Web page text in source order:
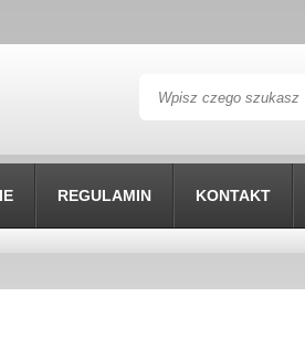
REGULAMIN KONTAKT